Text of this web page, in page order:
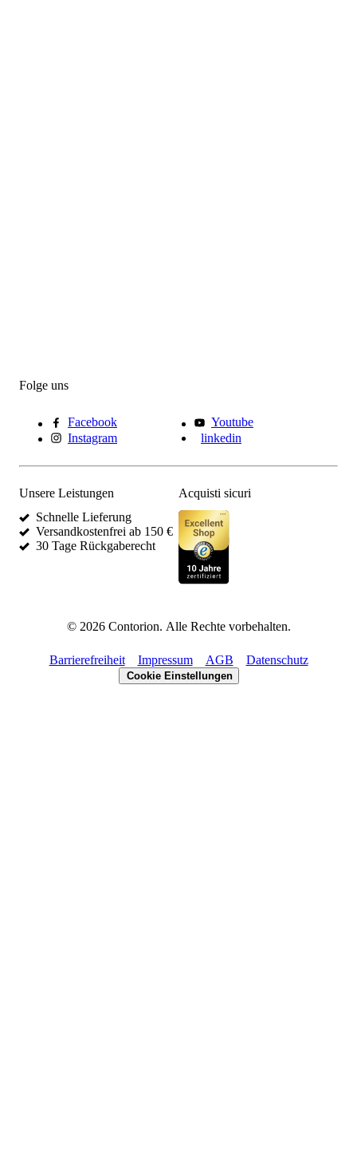
Folge uns
Facebook
Youtube
Instagram
linkedin
Unsere Leistungen
Schnelle Lieferung
Versandkostenfrei ab 150 €
30 Tage Rückgaberecht
Acquisti sicuri
© 2026Contorion. Alle Rechte vorbehalten.
Barrierefreiheit Impressum AGB Datenschutz
Cookie Einstellungen